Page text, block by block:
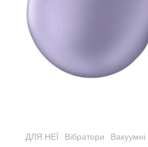
ДЛЯ НЕЇ Вібратори Вакуумні